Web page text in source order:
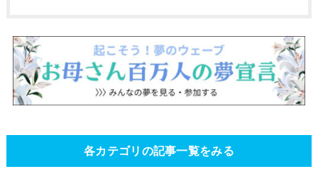
各カテゴリの記事一覧をみる